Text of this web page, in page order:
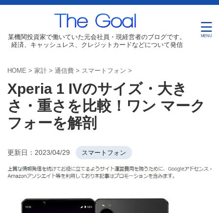
某機関投資家で働いていた元会社員・現経営者のブログです。
経済、キャッシュレス、クレジットカードなどについて発信
HOME > 家計 > 通信費 > スマートフォン >
Xperia 1 IVのサイズ・大き
さ・重さを比較！ワン マーク
フォーを解剖
更新日： 2023/04/29 スマートフォン